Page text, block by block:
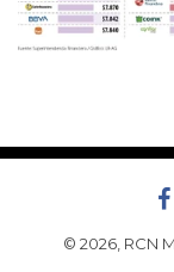
© 2026, RCN